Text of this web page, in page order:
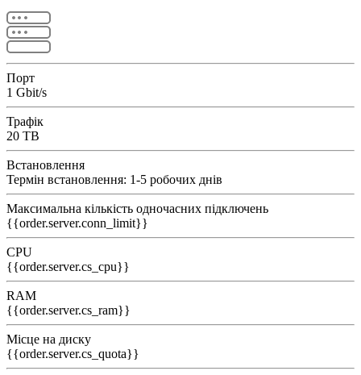
Порт
1 Gbit/s
Трафік
20 TB
Встановлення
Термін встановлення: 1-5 робочих днів
Максимальна кількість одночасних підключень
{{order.server.conn_limit}}
CPU
{{order.server.cs_cpu}}
RAM
{{order.server.cs_ram}}
Місце на диску
{{order.server.cs_quota}}